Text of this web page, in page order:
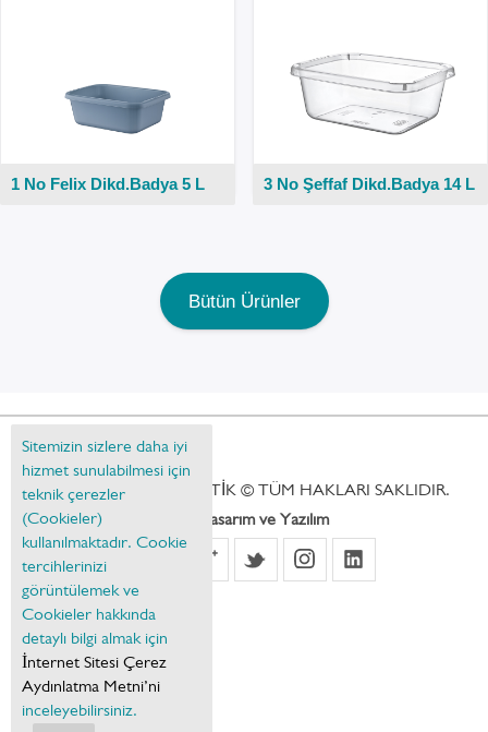
1 No Felix Dikd.Badya 5 L 3 No Şeffaf Dikd.Badya 14 L
Bütün Ürünler
2019 HOBBY LIFE PLASTİK © TÜM HAKLARI SAKLIDIR.
Web Tasarım ve Yazılım
Sitemizin sizlere daha iyi
hizmet sunulabilmesi için
teknik çerezler
(Cookieler)
kullanılmaktadır. Cookie
tercihlerinizi
görüntülemek ve
Cookieler hakkında
detaylı bilgi almak için
İnternet Sitesi Çerez
Aydınlatma Metni’ni
inceleyebilirsiniz.